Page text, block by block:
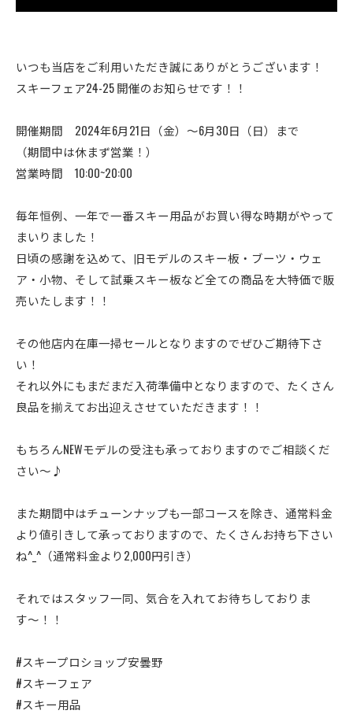
いつも当店をご利用いただき誠にありがとうございます！
スキーフェア24-25 開催のお知らせです！！
開催期間 2024年6月21日（金）〜6月30日（日）まで
（期間中は休まず営業！）
営業時間 10:00~20:00
毎年恒例、一年で一番スキー用品がお買い得な時期がやって
まいりました！
日頃の感謝を込めて、旧モデルのスキー板・ブーツ・ウェ
ア・小物、そして試乗スキー板など全ての商品を大特価で販
売いたします！！
その他店内在庫一掃セールとなりますのでぜひご期待下さ
い！
それ以外にもまだまだ入荷準備中となりますので、たくさん
良品を揃えてお出迎えさせていただきます！！
もちろんNEWモデルの受注も承っておりますのでご相談くだ
さい〜♪
また期間中はチューンナップも一部コースを除き、通常料金
より値引きして承っておりますので、たくさんお持ち下さい
ね^_^（通常料金より2,000円引き）
それではスタッフ一同、気合を入れてお待ちしておりま
す〜！！
#スキープロショップ安曇野
#スキーフェア
#スキー用品